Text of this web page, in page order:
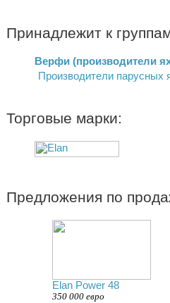
Принадлежит к
Верфи (производители
Производители парусных
Торговые марки:
Предложения по
Elan Power 48
350 000 евро